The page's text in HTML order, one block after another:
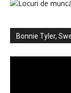
Bonnie Tyler,